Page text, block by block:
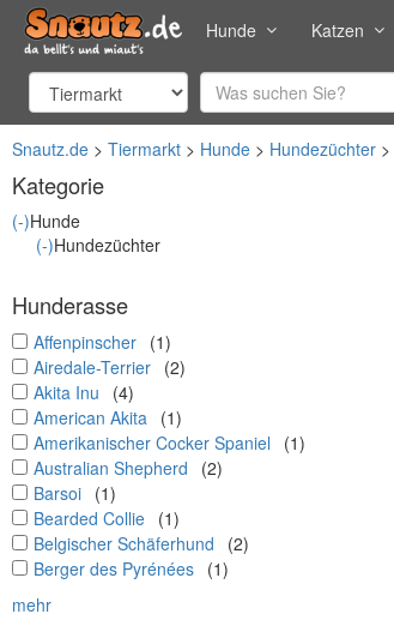
Hunde Katzen
Snautz.de Tiermarkt Hunde Hundezüchter
Kategorie
(-)Hunde
(-)Hundezüchter
Hunderasse
undefined
Affenpinscher (1)
undefined
Airedale-Terrier (2)
undefined
Akita Inu
(4)
undefined
American Akita (1)
undefined
Amerikanischer Cocker Spaniel
(1)
undefined
Australian Shepherd
(2)
undefined
Barsoi (1)
undefined
Bearded Collie (1)
undefined
Belgischer Schäferhund
(2)
undefined
Berger des Pyrénées (1)
mehr